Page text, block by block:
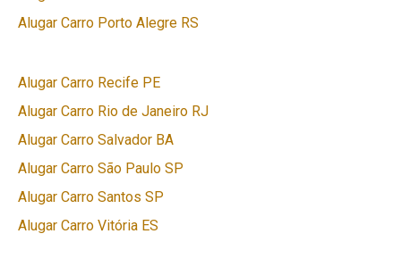
Alugar Carro Porto Alegre RS
Alugar Carro Recife PE
Alugar Carro Rio de Janeiro RJ
Alugar Carro Salvador BA
Alugar Carro São Paulo SP
Alugar Carro Santos SP
Alugar Carro Vitória ES